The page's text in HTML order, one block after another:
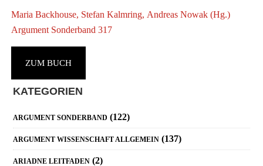
Maria Backhouse, Stefan Kalmring, Andreas Nowak (Hg.)
Argument Sonderband 317
ZUM BUCH
Haupt-
Sidebar
KATEGORIEN
ARGUMENT SONDERBAND (122)
ARGUMENT WISSENSCHAFT ALLGEMEIN (137)
ARIADNE LEITFADEN (2)